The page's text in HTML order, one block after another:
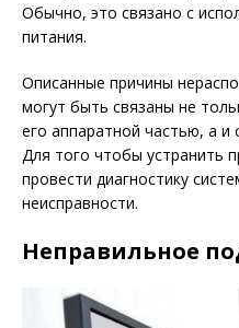
Обычно, это связано с
питания.
Описанные причины
могут быть связаны не
его аппаратной частью, а
Для того чтобы устранить
провести диагностику
неисправности.
Неправильное